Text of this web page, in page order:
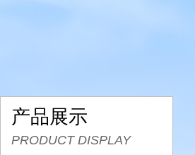
产品展示
PRODUCT DISPLAY